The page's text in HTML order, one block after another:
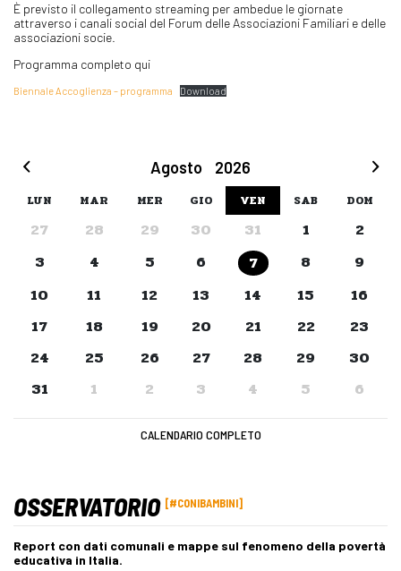
È previsto il collegamento streaming per ambedue le giornate
attraverso i canali social del Forum delle Associazioni Familiari e delle
associazioni socie.
Programma completo qui
Biennale Accoglienza – programma Download
Agosto 2026
LUN MAR MER GIO VEN SAB DOM
27 28 29 30 31 1
2
3
4 5 6 7 8
9
10
11 12 13 14 15
16
17
18 19 20 21 22
23
24
25 26 27 28 29
30
31
1 2 3 4 5 6
CALENDARIO COMPLETO
OSSERVATORIO #CONIBAMBINI
Report con dati comunali e mappe sul fenomeno della povertà
educativa in Italia.